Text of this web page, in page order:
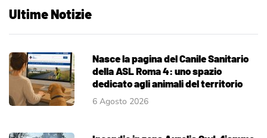
Ultime Notizie
Nasce la pagina del Canile Sanitario
della ASL Roma 4: uno spazio
dedicato agli animali del territorio
6 Agosto 2026